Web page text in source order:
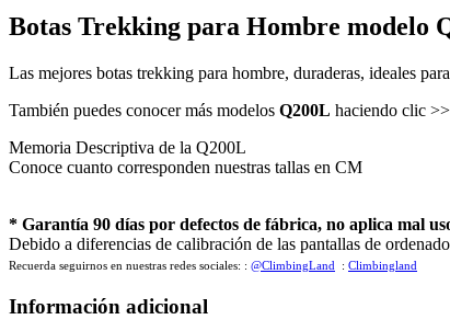
Botas Trekking para Hombre modelo
Las mejores botas trekking para hombre, duraderas, ideales
También puedes conocer más modelos Q200L haciendo clic >>
Memoria Descriptiva de la Q200L
Conoce cuanto corresponden nuestras tallas en CM
* Garantía 90 días por defectos de fábrica, no aplica mal
Debido a diferencias de calibración de las pantallas de
Recuerda seguirnos en nuestras redes sociales: : @ClimbingLand : Climbingland
Información adicional